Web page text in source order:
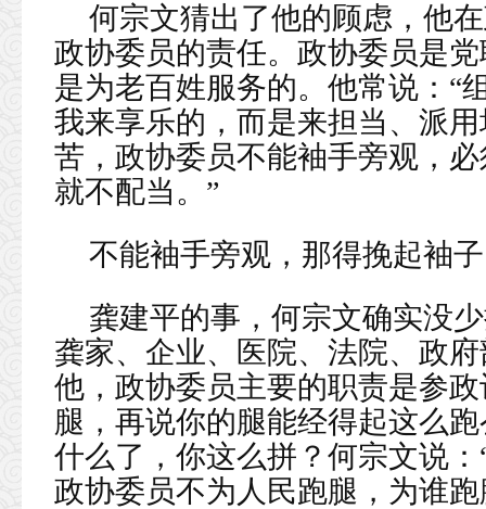
何宗文猜出了他的顾虑，他
政协委员的责任。政协委员是
是为老百姓服务的。他常说：“
我来享乐的，而是来担当、派
苦，政协委员不能袖手旁观，
就不配当。”
不能袖手旁观，那得挽起袖
龚建平的事，何宗文确实没
龚家、企业、医院、法院、政
他，政协委员主要的职责是参
腿，再说你的腿能经得起这么
什么了，你这么拼？何宗文说
政协委员不为人民跑腿，为谁跑